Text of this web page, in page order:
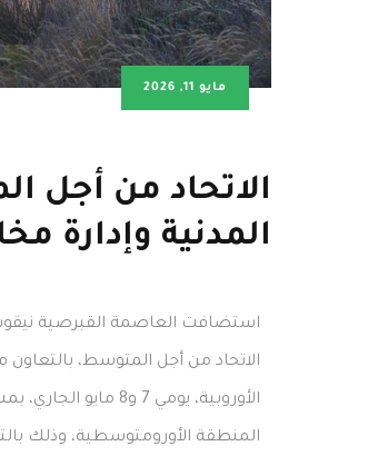
مايو 11, 2026
الاتحاد من أجل
المدنية وإدارة
استضافت العاصمة القبرصية
الاتحاد من أجل المتوسط، بالتعاون
الأوروبية، يومي
المنطقة الأورومتوسطية، وذلك